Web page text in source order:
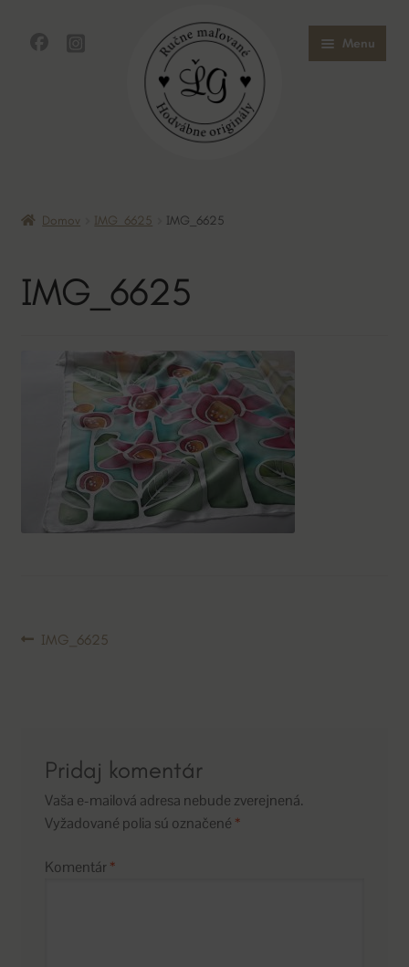
Menu
O mne
Kontakt
Domov IMG_6625 IMG_6625
IMG_6625
Navigácia
Predchádzajúci
IMG_6625
Pridaj komentár
Vaša e-mailová adresa nebude zverejnená.
Vyžadované polia sú označené *
Komentár*